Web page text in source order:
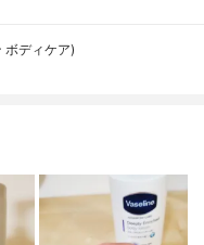
ボディケア)